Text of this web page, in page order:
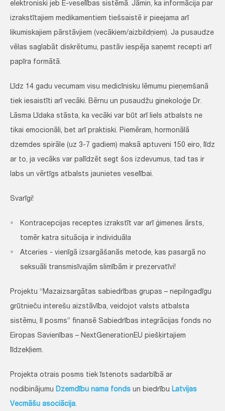
elektroniski jeb E-veselības sistēmā. Jāmin, ka informācija par
izrakstītajiem medikamentiem tiešsaistē ir pieejama arī
likumiskajiem pārstāvjiem (vecākiem/aizbildņiem). Ja pusaudze
vēlas saglabāt diskrētumu, pastāv iespēja saņemt recepti arī
papīra formātā.
Līdz 14 gadu vecumam visu medicīnisku lēmumu pieņemšanā
tiek iesaistīti arī vecāki. Bērnu un pusaudžu ginekoloģe Dr.
Lāsma Līdaka stāsta, ka vecāki var būt arī liels atbalsts ne
tikai emocionāli, bet arī praktiski. Piemēram, hormonālā
dzemdes spirāle (uz 3-7 gadiem) maksā aptuveni 150 eiro, līdz
ar to, ja vecāks var palīdzēt segt šos izdevumus, tad tas ir
labs un vērtīgs atbalsts jaunietes veselībai.
Svarīgi!
Kontracepcijas receptes izrakstīt var arī ģimenes ārsts,
tomēr katra situācija ir individuāla
Atceries - vienīgā izsargāšanās metode, kas pasargā no
seksuāli transmisīvajām slimībām ir prezervatīvi!
Projektu “Mazaizsargātas sabiedrības grupas – nepilngadīgu
grūtnieču interešu aizstāvība, veidojot valsts atbalsta
sistēmu, II posms” finansē Sabiedrības integrācijas fonds no
Eiropas Savienības – NextGenerationEU piešķirtajiem
līdzekļiem.
Projekta otrais posms tiek īstenots sadarbībā ar
nodibinājumu Dzemdību nama fonds un biedrību Latvijas
Vecmāšu asociācija.